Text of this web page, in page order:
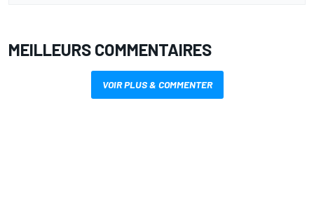
MEILLEURS COMMENTAIRES
VOIR PLUS & COMMENTER